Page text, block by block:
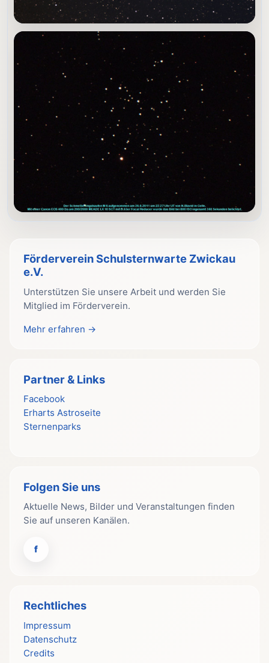
Förderverein Schulsternwarte Zwickau
e.V.
Unterstützen Sie unsere Arbeit und werden Sie
Mitglied im Förderverein.
Mehr erfahren →
Partner & Links
Facebook
Erharts Astroseite
Sternenparks
Folgen Sie uns
Aktuelle News, Bilder und Veranstaltungen finden
Sie auf unseren Kanälen.
f
Rechtliches
Impressum
Datenschutz
Credits